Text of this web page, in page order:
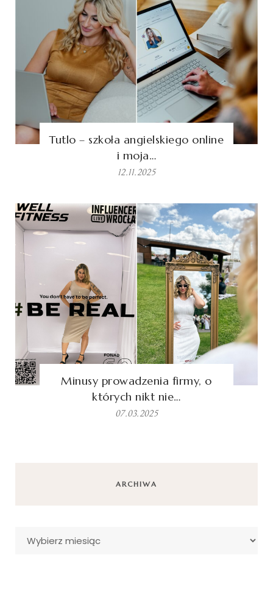
Tutlo – szkoła angielskiego online
i moja…
12.11.2025
Minusy prowadzenia firmy, o
których nikt nie…
07.03.2025
ARCHIWA